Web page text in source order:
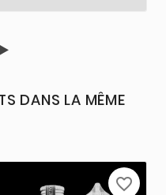
DANS LA MÊME
favorite_border